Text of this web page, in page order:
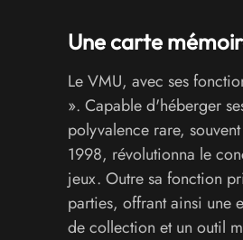
Une carte
Le VMU, avec ses
». Capable d'héberger
polyvalence rare,
1998, révolutionna le
jeux. Outre sa fonction
parties, offrant ainsi une
de collection et un outil